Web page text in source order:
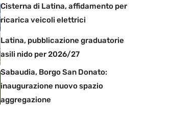
Cisterna di Latina, affidamento per
ricarica veicoli elettrici
Latina, pubblicazione graduatorie
asili nido per 2026/27
Sabaudia, Borgo San Donato:
inaugurazione nuovo spazio
aggregazione